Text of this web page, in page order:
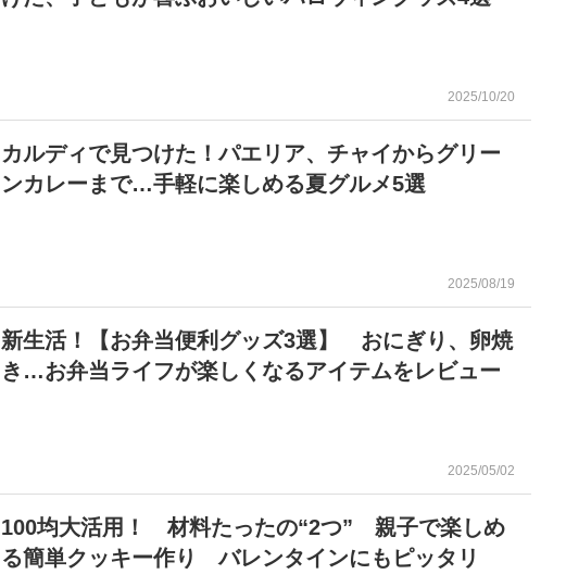
2025/10/20
カルディで見つけた！パエリア、チャイからグリー
ンカレーまで…手軽に楽しめる夏グルメ5選
2025/08/19
新生活！【お弁当便利グッズ3選】 おにぎり、卵焼
き…お弁当ライフが楽しくなるアイテムをレビュー
2025/05/02
100均大活用！ 材料たったの“2つ” 親子で楽しめ
る簡単クッキー作り バレンタインにもピッタリ